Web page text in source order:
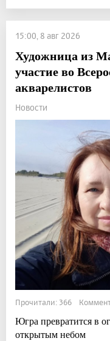
15:00, 8 авг 2026
Художница из
участие во
акварелистов
Новости
Прочитали: 366
Югра превратится в
открытым небом